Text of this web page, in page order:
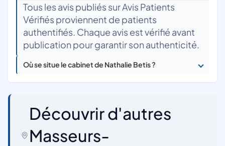
Tous les avis publiés sur Avis Patients
Vérifiés proviennent de patients
authentifiés. Chaque avis est vérifié avant
publication pour garantir son authenticité.
Où se situe le cabinet de Nathalie Betis ?
Découvrir d'autres
Masseurs-